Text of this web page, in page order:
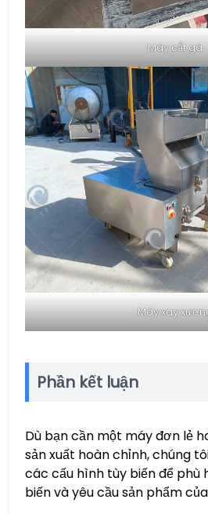
Máy cắt gà
Máy xay
Phần kết luận
Dù bạn cần một máy đơn lẻ
sản xuất hoàn chỉnh, chúng
các cấu hình tùy biến để phù
biến và yêu cầu sản phẩm